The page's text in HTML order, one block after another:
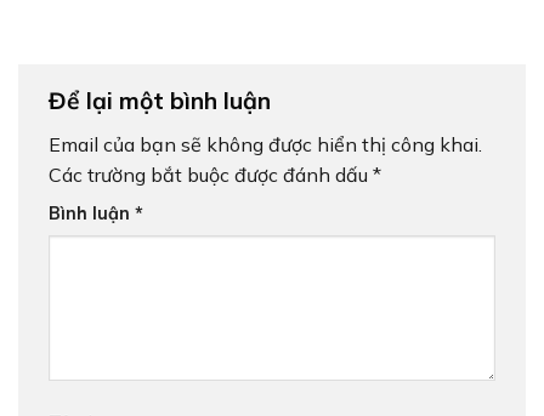
Để lại một bình luận
Email của bạn sẽ không được hiển thị công khai.
Các trường bắt buộc được đánh dấu *
Bình luận *